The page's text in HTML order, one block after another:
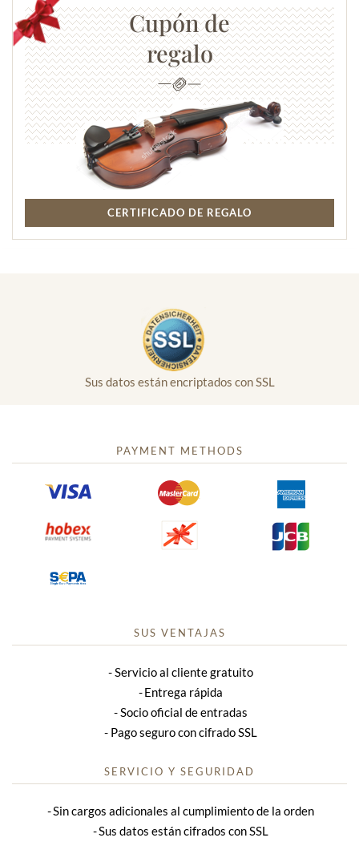
Cupón de
regalo
CERTIFICADO DE REGALO
Sus datos están encriptados con SSL
PAYMENT METHODS
SUS VENTAJAS
Servicio al cliente gratuito
Entrega rápida
Socio oficial de entradas
Pago seguro con cifrado SSL
SERVICIO Y SEGURIDAD
Sin cargos adicionales al cumplimiento de la orden
Sus datos están cifrados con SSL